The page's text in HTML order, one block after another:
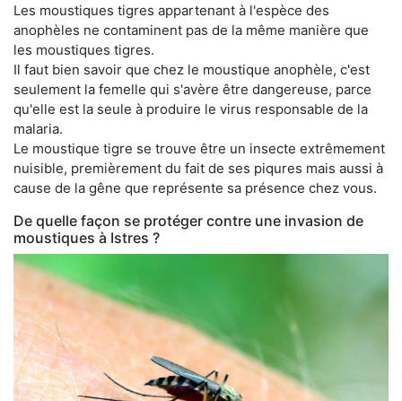
Les moustiques tigres appartenant à l'espèce des
anophèles ne contaminent pas de la même manière que
les moustiques tigres.
Il faut bien savoir que chez le moustique anophèle, c'est
seulement la femelle qui s'avère être dangereuse, parce
qu'elle est la seule à produire le virus responsable de la
malaria.
Le moustique tigre se trouve être un insecte extrêmement
nuisible, premièrement du fait de ses piqures mais aussi à
cause de la gêne que représente sa présence chez vous.
De quelle façon se protéger contre une invasion de
moustiques à Istres ?